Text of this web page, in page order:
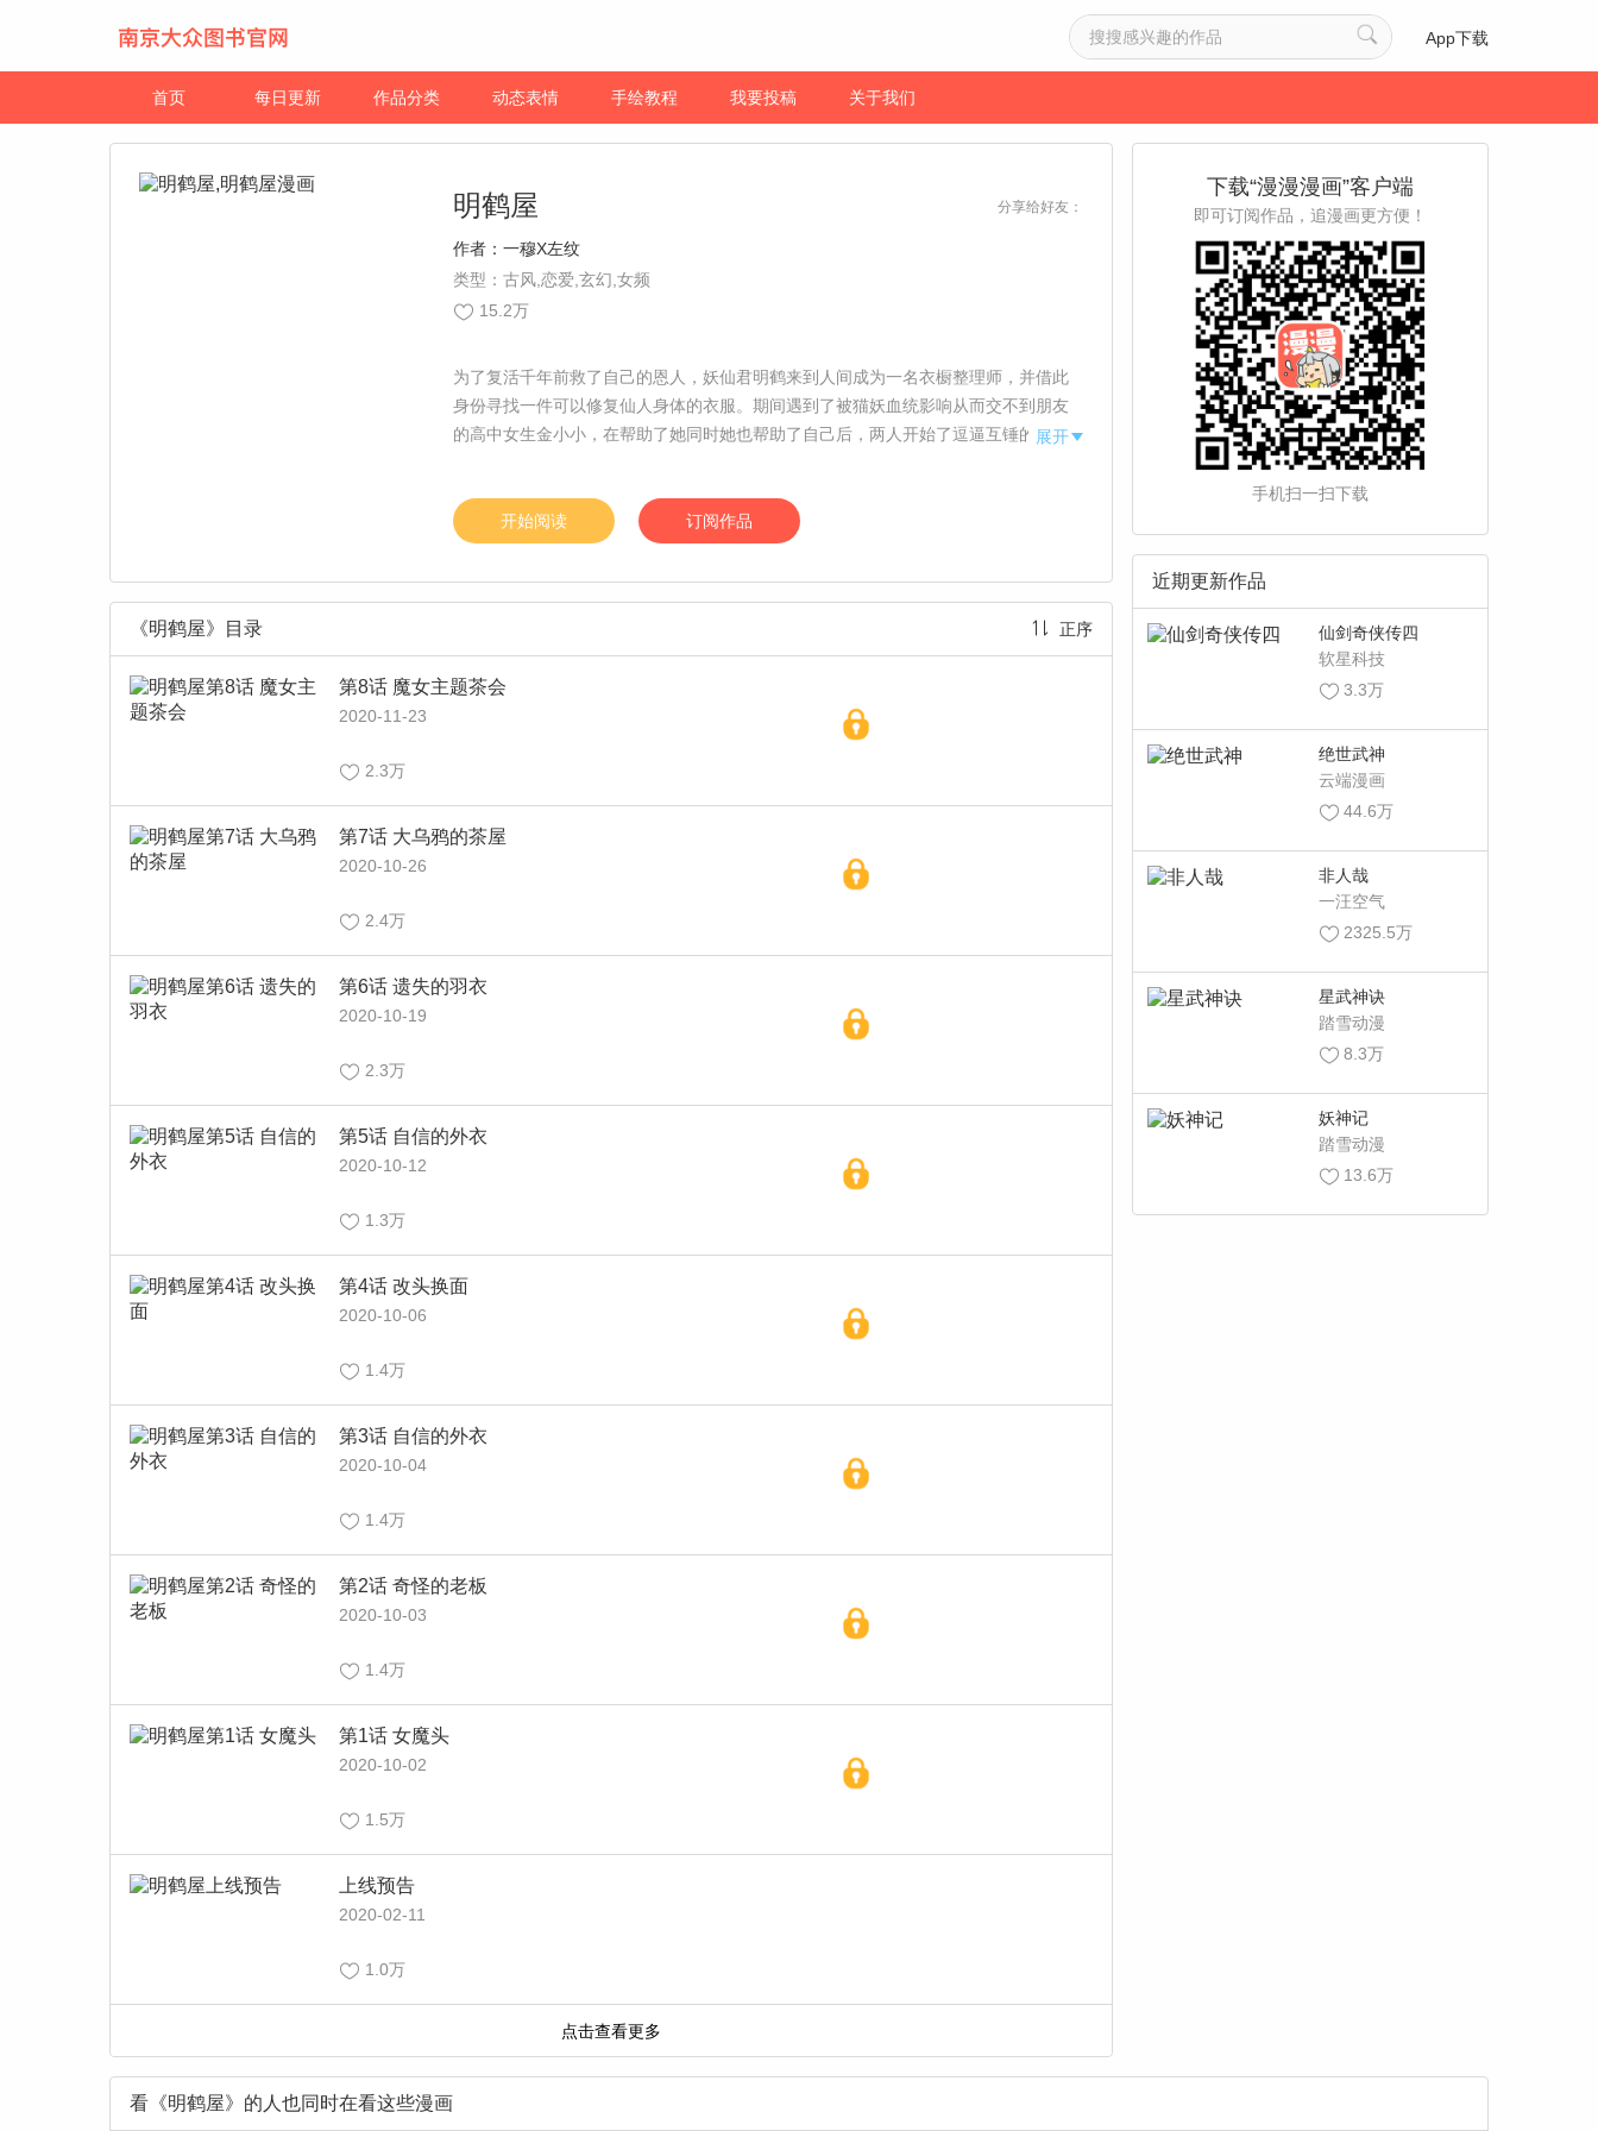
App下载
首页 每日更新 作品分类 动态表情 手绘教程 我要投稿 关于我们
明鹤屋 分享给好友：
作者： 一穆X左纹
类型：古风,恋爱,玄幻,女频
15.2万
为了复活千年前救了自己的恩人，妖仙君明鹤来到人间成为一名衣橱整理师，并借此
身份寻找一件可以修复仙人身体的衣服。期间遇到了被猫妖血统影响从而交不到朋友
的高中女生金小小，在帮助了她同时她也帮助了自己后，两人开始了逗逼互锤的奇妙
展开
开始阅读 订阅作品
《明鹤屋》目录 正序
第8话 魔女主题茶会
2020-11-23
2.3万
第7话 大乌鸦的茶屋
2020-10-26
2.4万
第6话 遗失的羽衣
2020-10-19
2.3万
第5话 自信的外衣
2020-10-12
1.3万
第4话 改头换面
2020-10-06
1.4万
第3话 自信的外衣
2020-10-04
1.4万
第2话 奇怪的老板
2020-10-03
1.4万
第1话 女魔头
2020-10-02
1.5万
上线预告
2020-02-11
1.0万
下载“漫漫漫画”客户端
即可订阅作品，追漫画更方便！
手机扫一扫下载
近期更新作品
仙剑奇侠传四
软星科技
3.3万
绝世武神
云端漫画
44.6万
非人哉
一汪空气
2325.5万
星武神诀
踏雪动漫
8.3万
妖神记
踏雪动漫
13.6万
看《明鹤屋》的人也同时在看这些漫画